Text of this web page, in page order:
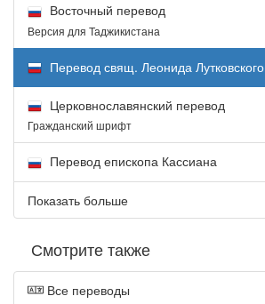
Восточный перевод
Версия для Таджикистана
Перевод свящ. Леонида Лутковского
Церковнославянский перевод
Гражданский шрифт
Перевод епископа Кассиана
Показать больше
Смотрите также
Все переводы